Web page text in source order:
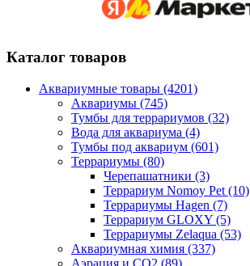
Каталог товаров
Аквариумные товары (4201)
Аквариумы (745)
Тумбы для террариумов (32)
Вода для аквариума (4)
Тумбы под аквариум (601)
Террариумы (80)
Черепашатники (3)
Террариум Nomoy Pet (10)
Террариумы Hagen (7)
Террариум GLOXY (5)
Террариумы Zelaqua (53)
Аквариумная химия (337)
Аэрация и CO2 (89)